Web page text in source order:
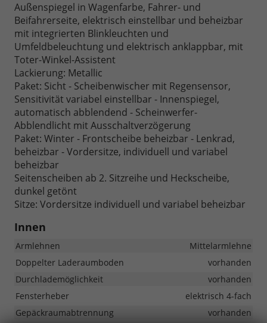
Außenspiegel in Wagenfarbe, Fahrer- und
Beifahrerseite, elektrisch einstellbar und beheizbar
mit integrierten Blinkleuchten und
Umfeldbeleuchtung und elektrisch anklappbar, mit
Toter-Winkel-Assistent
Lackierung: Metallic
Paket: Sicht - Scheibenwischer mit Regensensor,
Sensitivität variabel einstellbar - Innenspiegel,
automatisch abblendend - Scheinwerfer-
Abblendlicht mit Ausschaltverzögerung
Paket: Winter - Frontscheibe beheizbar - Lenkrad,
beheizbar - Vordersitze, individuell und variabel
beheizbar
Seitenscheiben ab 2. Sitzreihe und Heckscheibe,
dunkel getönt
Sitze: Vordersitze individuell und variabel beheizbar
Innen
Armlehnen
Mittelarmlehne
Doppelter Laderaumboden
vorhanden
Durchlademöglichkeit
vorhanden
Fensterheber
elektrisch 4-fach
Gepäckraumabtrennung
vorhanden